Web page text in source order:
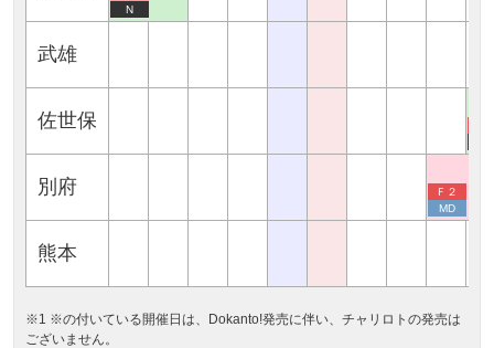
N
武雄
佐世保
別府
Ｆ２
MD
熊本
※1 ※の付いている開催日は、Dokanto!発売に伴い、チャリロトの発売は
ございません。